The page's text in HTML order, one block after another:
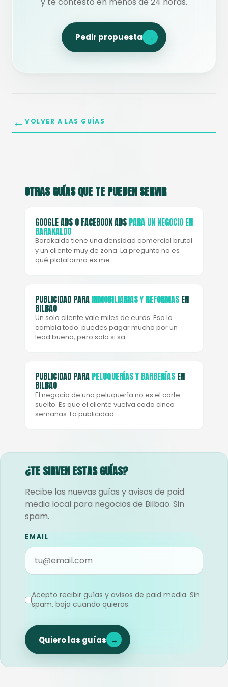
Pedir propuesta →
←VOLVER A LAS GUÍAS
OTRAS GUÍAS QUE TE PUEDEN SERVIR
GOOGLE ADS O FACEBOOK ADS PARA UN NEGOCIO EN
BARAKALDO
Barakaldo tiene una densidad comercial brutal
y un cliente muy de zona. La pregunta no es
qué plataforma es me…
PUBLICIDAD PARA INMOBILIARIAS Y REFORMAS EN
BILBAO
Un solo cliente vale miles de euros. Eso lo
cambia todo: puedes pagar mucho por un
lead bueno, pero solo si sa…
PUBLICIDAD PARA PELUQUERÍAS Y BARBERÍAS EN
BILBAO
El negocio de una peluquería no es el corte
suelto. Es que el cliente vuelva cada cinco
semanas. La publicidad…
¿TE SIRVEN ESTAS GUÍAS?
Recibe las nuevas guías y avisos de paid
media local para negocios de Bilbao. Sin
spam.
EMAIL
Acepto recibir guías y avisos de paid media. Sin
spam, baja cuando quieras.
Quiero las guías →